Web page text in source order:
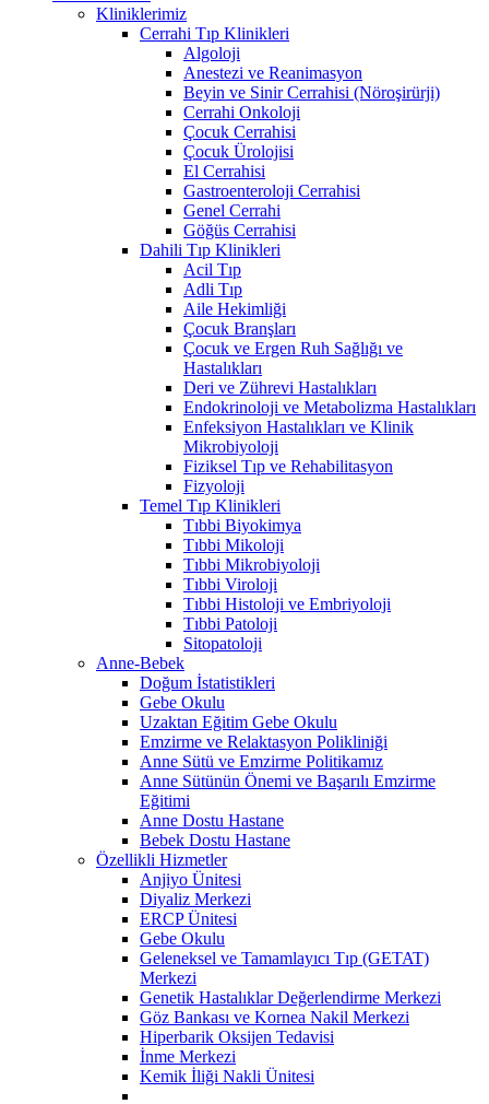
Kliniklerimiz
Cerrahi Tıp Klinikleri
Algoloji
Anestezi ve Reanimasyon
Beyin ve Sinir Cerrahisi (Nöroşirürji)
Cerrahi Onkoloji
Çocuk Cerrahisi
Çocuk Ürolojisi
El Cerrahisi
Gastroenteroloji Cerrahisi
Genel Cerrahi
Göğüs Cerrahisi
Dahili Tıp Klinikleri
Acil Tıp
Adli Tıp
Aile Hekimliği
Çocuk Branşları
Çocuk ve Ergen Ruh Sağlığı ve
Hastalıkları
Deri ve Zührevi Hastalıkları
Endokrinoloji ve Metabolizma Hastalıkları
Enfeksiyon Hastalıkları ve Klinik
Mikrobiyoloji
Fiziksel Tıp ve Rehabilitasyon
Fizyoloji
Temel Tıp Klinikleri
Tıbbi Biyokimya
Tıbbi Mikoloji
Tıbbi Mikrobiyoloji
Tıbbi Viroloji
Tıbbi Histoloji ve Embriyoloji
Tıbbi Patoloji
Sitopatoloji
Anne-Bebek
Doğum İstatistikleri
Gebe Okulu
Uzaktan Eğitim Gebe Okulu
Emzirme ve Relaktasyon Polikliniği
Anne Sütü ve Emzirme Politikamız
Anne Sütünün Önemi ve Başarılı Emzirme
Eğitimi
Anne Dostu Hastane
Bebek Dostu Hastane
Özellikli Hizmetler
Anjiyo Ünitesi
Diyaliz Merkezi
ERCP Ünitesi
Gebe Okulu
Geleneksel ve Tamamlayıcı Tıp (GETAT)
Merkezi
Genetik Hastalıklar Değerlendirme Merkezi
Göz Bankası ve Kornea Nakil Merkezi
Hiperbarik Oksijen Tedavisi
İnme Merkezi
Kemik İliği Nakli Ünitesi